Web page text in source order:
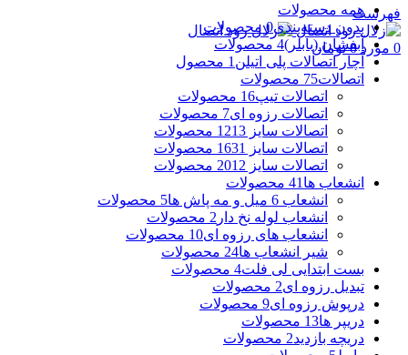
فهرست
0 مورد 0 تومان
همه محصولات
بدون دسته‌بندی0 محصولات
آبفشان (بابلر)4 محصولات
آچار اتصالات پلی اتیلن 1 محصول
اتصالات75 محصولات
اتصالات تیپ16 محصولات
اتصالات رزوه ای7 محصولات
اتصالات سایز 12 13 محصولات
اتصالات سایز 16
31 محصولات
اتصالات سایز 20 12 محصولات
انشعاب ها 41 محصولات
انشعاب 6 میل و مه پاش ها
5 محصولات
انشعاب لوله نخ دار 2 محصولات
انشعاب های رزوه ای10 محصولات
شیر انشعاب ها24 محصولات
بست ابتدایی لی فلت4 محصولات
تبدیل رزوه ای2 محصولات
درپوش رزوه ای9 محصولات
دریپر ها13 محصولات
دریچه بازدید2 محصولات